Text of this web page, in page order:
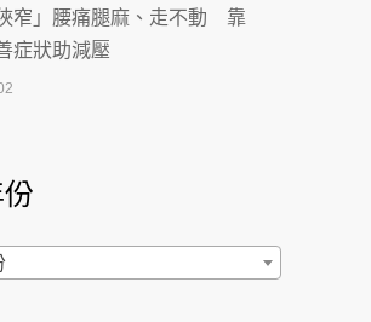
黃秋澤癌逝！食道癌為何奪命
55周年 7／10捐血公益活動 邀
響應
狹窄」腰痛腿麻、走不動 靠
症狀助減壓
素D和鈣恐罹癌? 醫師釋